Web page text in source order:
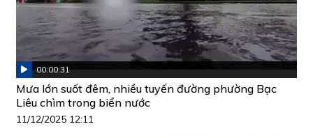
00:00:31
Mưa lớn suốt đêm, nhiều tuyến đường phường Bạc
Liêu chìm trong biển nước
11/12/2025 12:11